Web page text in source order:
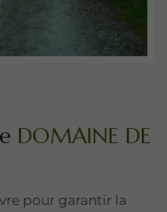
DOMAINE DE
pour garantir la